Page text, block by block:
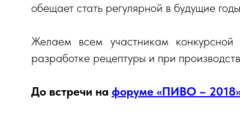
обещает стать регулярной в будущие
Желаем всем участникам
разработке рецептуры и при
До встречи на форуме «ПИВО –